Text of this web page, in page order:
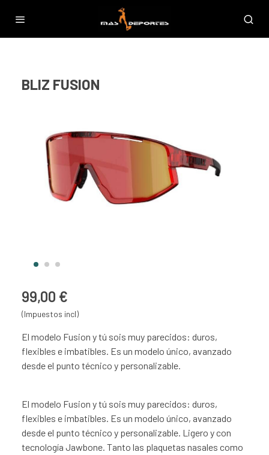
BLIZ FUSION
99,00 €
(Impuestos incl)
El modelo Fusion y tú sois muy parecidos: duros,
flexibles e imbatibles. Es un modelo único, avanzado
desde el punto técnico y personalizable.
El modelo Fusion y tú sois muy parecidos: duros,
flexibles e imbatibles. Es un modelo único, avanzado
desde el punto técnico y personalizable. Ligero y con
tecnología Jawbone. Tanto las plaquetas nasales como